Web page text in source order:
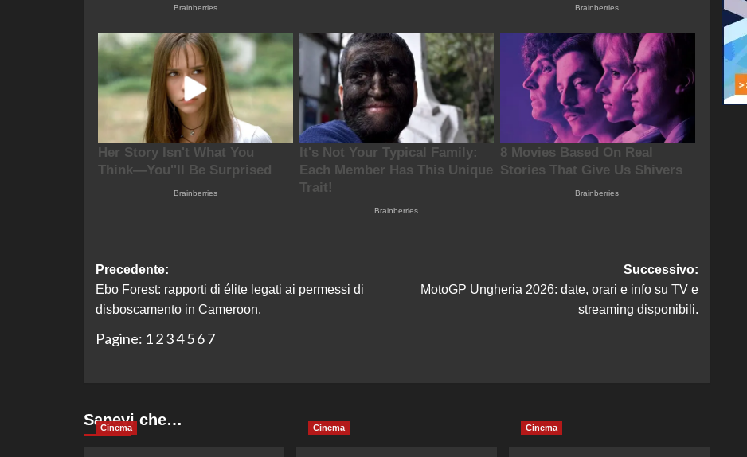
Navigazione
articolo
Precedente:
Ebo Forest: rapporti di élite legati ai permessi di
disboscamento in Cameroon.
Successivo:
MotoGP Ungheria 2026: date, orari e info su TV e
streaming disponibili.
Pagine: 1 2 34 5 6 7
Sapevi che…
Cinema Cinema Cinema